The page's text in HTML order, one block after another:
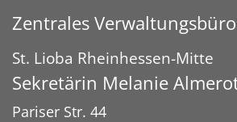
Zentrales
St. Lioba Rheinhessen-Mitte
Sekretärin Melanie
Pariser Str. 44